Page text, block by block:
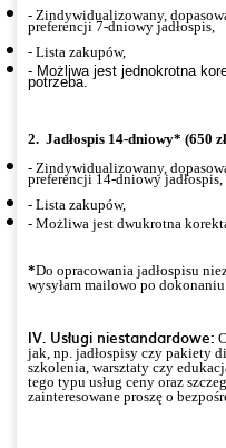
- Zindywidualizowany,
preferencji 7-dniowy jadłospis,
- Lista zakupów,
- Możliwa jest jednokrotna
potrzeba.
2. Jadłospis 14-dniowy* (650
- Zindywidualizowany,
preferencji 14-dniowy jadłospis,
- Lista zakupów,
- Możliwa jest dwukrotna
*Do opracowania jadłospisu
wysyłam mailowo po dokonaniu
IV. Usługi niestandardowe:
jak, np. jadłospisy czy pakiety
szkolenia, warsztaty czy
tego typu usług ceny oraz
zainteresowane proszę o